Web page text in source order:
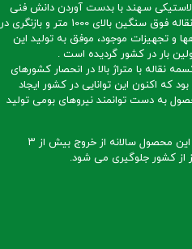
سهند با بدست آوردن دانش فنی
ساخت تسمه نقاله فوق سنگین بالای 1000 متر و بازنگری در
و تجهیزات موجود، موفق به تولید این
بار در کشور گردیده است .
نقاله با متراژ بالا در انحصار کشورهای
که اکنون این توانایی در کشور ایجاد
به دست توانمند نیروهای بومی تولید
با تداوم تولید این محصول سالانه از خروج بیش از ۳
از کشور جلوگیری می شود.